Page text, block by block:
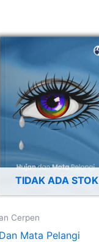
TIDAK ADA STOK
Cerpen
Mata Pelangi